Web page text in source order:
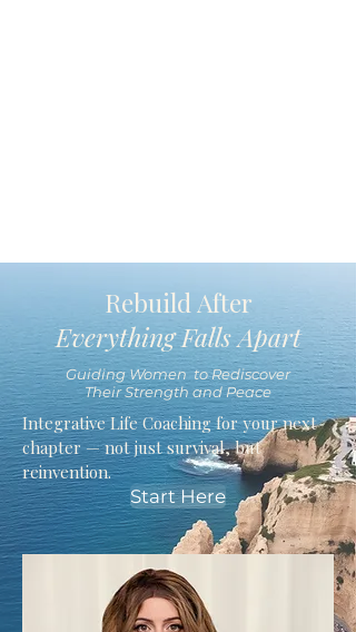
Rebuild After
Everything Falls Apart
Guiding Women to Rediscover
Their Strength and Peace
Integrative Life Coaching for your next
chapter — not just survival, but
reinvention.
Start Here